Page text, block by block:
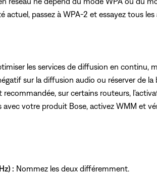
actuel, passez à WPA-2 et essayez tous
les services de diffusion en continu,
sur la diffusion audio ou réserver de
sur certains routeurs,
votre produit Bose, activez WMM et
: Nommez les deux différemment.